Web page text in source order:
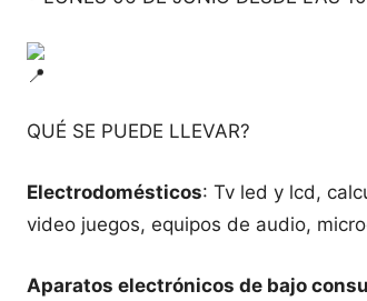
QUÉ SE PUEDE LLEVAR?
Electrodomésticos: Tv led y lcd,
video juegos, equipos de audio,
Aparatos electrónicos de bajo